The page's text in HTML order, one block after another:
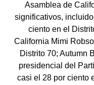
Asamblea de
significativos,
ciento en el
California Mimi
Distrito 70; Autumn
presidencial del
casi el 28 por ciento